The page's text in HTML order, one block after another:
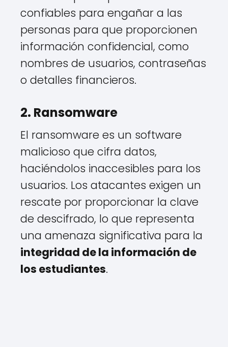
confiables para engañar a las
personas para que proporcionen
información confidencial, como
nombres de usuarios, contraseñas
o detalles financieros.
2. Ransomware
El ransomware es un software
malicioso que cifra datos,
haciéndolos inaccesibles para los
usuarios. Los atacantes exigen un
rescate por proporcionar la clave
de descifrado, lo que representa
una amenaza significativa para la
integridad de la información de
los estudiantes.